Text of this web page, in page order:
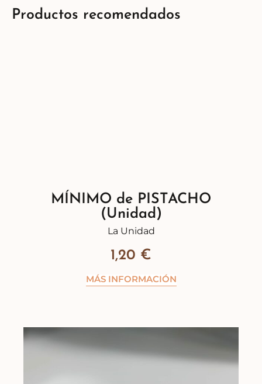
Productos recomendados
MÍNIMO de PISTACHO
(Unidad)
La Unidad
1,20 €
MÁS INFORMACIÓN